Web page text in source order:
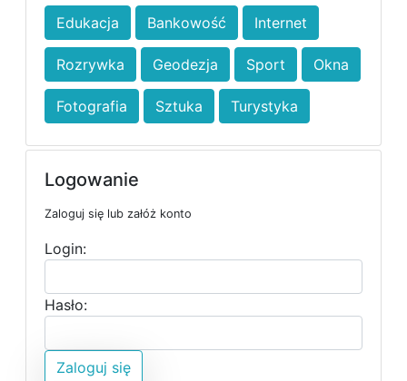
Edukacja Bankowość Internet
Rozrywka Geodezja Sport Okna
Fotografia Sztuka Turystyka
Logowanie
Zaloguj się lub załóż konto
Login:
Hasło:
Zaloguj się